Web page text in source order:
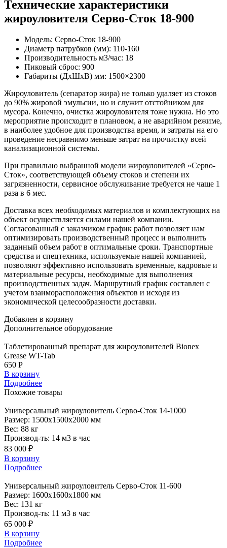
Технические характеристики
жироуловителя Серво-Сток 18-900
Модель: Серво-Сток 18-900
Диаметр патрубков (мм): 110-160
Производительность м3/час: 18
Пиковый сброс: 900
Габариты (ДхШхВ) мм: 1500×2300
Жироуловитель (сепаратор жира) не только удаляет из стоков
до 90% жировой эмульсии, но и служит отстойником для
мусора. Конечно, очистка жироуловителя тоже нужна. Но это
мероприятие происходит в плановом, а не аварийном режиме,
в наиболее удобное для производства время, и затраты на его
проведение несравнимо меньше затрат на прочистку всей
канализационной системы.
При правильно выбранной модели жироуловителей «Серво-
Сток», соответствующей объему стоков и степени их
загрязненности, сервисное обслуживание требуется не чаще 1
раза в 6 мес.
Доставка всех необходимых материалов и комплектующих на
объект осуществляется силами нашей компании.
Согласованный с заказчиком график работ позволяет нам
оптимизировать производственный процесс и выполнить
заданный объем работ в оптимальные сроки. Транспортные
средства и спецтехника, используемые нашей компанией,
позволяют эффективно использовать временные, кадровые и
материальные ресурсы, необходимые для выполнения
производственных задач. Маршрутный график составлен с
учетом взаиморасположения объектов и исходя из
экономической целесообразности доставки.
Добавлен в корзину
Дополнительное оборудование
Таблетированный препарат для жироуловителей Bionex
Grease WT-Tab
650 Р
В корзину
Подробнее
Похожие товары
Универсальный жироуловитель Серво-Сток 14-1000
Размер: 1500x1500x2000 мм
Вес: 88 кг
Производ-ть: 14 м3 в час
83 000 ₽
В корзину
Подробнее
Универсальный жироуловитель Серво-Сток 11-600
Размер: 1600x1600x1800 мм
Вес: 131 кг
Производ-ть: 11 м3 в час
65 000 ₽
В корзину
Подробнее